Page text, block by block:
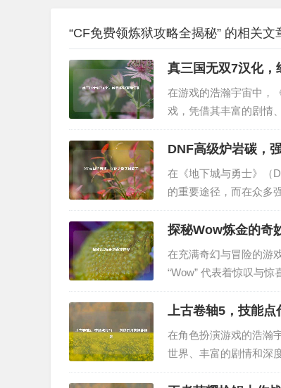
“CF免费领炼狱攻略全揭秘” 的相关文
真三国无双7汉化，
在游戏的浩瀚宇宙中，
戏，凭借其丰富的剧情
与完善，更是让这款游
7》构建了一个波澜壮
DNF高级炉岩碳，
在《地下城与勇士》（
的重要途径，而在众多
上的一把关键钥匙，为
相比,有着显著的优势，
探秘Wow炼金的奇
在充满奇幻与冒险的游
“Wow” 代表着惊叹与
一个充满无尽可能的魔
仅仅是简单的材...
上古卷轴5，技能
在角色扮演游戏的浩瀚
世界、丰富的剧情和深
里，技能的提升和发展